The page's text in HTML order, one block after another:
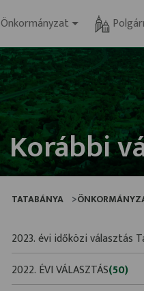
Önkormányzat
Korábbi
TATABÁNYA
2023. évi időközi választás
2022. ÉVI VÁLASZTÁS(50)